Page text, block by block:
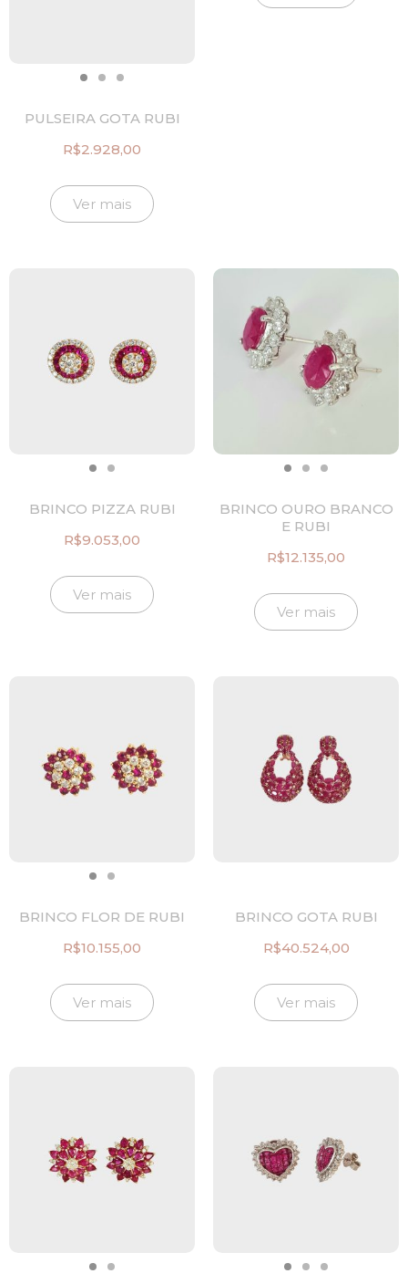
PULSEIRA GOTA RUBI
R$2.928,00
Ver mais
BRINCO PIZZA RUBI
R$9.053,00
Ver mais
BRINCO OURO BRANCO
E RUBI
R$12.135,00
Ver mais
BRINCO FLOR DE RUBI
R$10.155,00
Ver mais
BRINCO GOTA RUBI
R$40.524,00
Ver mais